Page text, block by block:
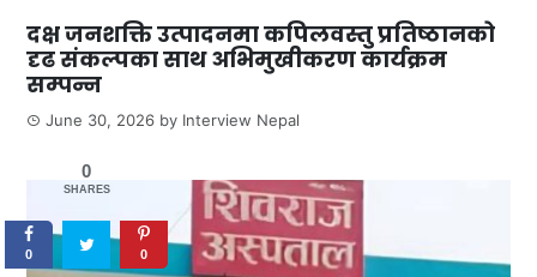
दक्ष जनशक्ति उत्पादनमा कपिलवस्तु प्रतिष्ठानको
दृढ संकल्पका साथ अभिमुखीकरण कार्यक्रम
सम्पन्न
June 30, 2026 by Interview Nepal
0
SHARES
0 0